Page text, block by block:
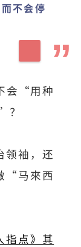
不会停
会“用种
？
领袖，还
“马來西
指点》其